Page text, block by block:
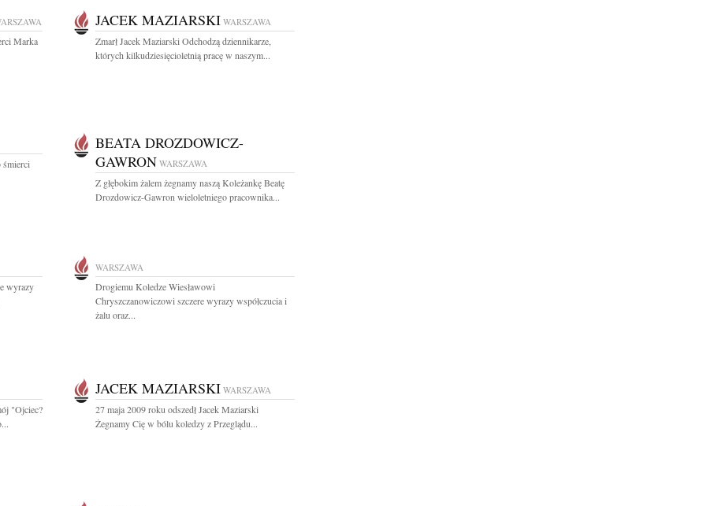
Marka
JACEK MAZIARSKI WARSZAWA
Zmarł Jacek Maziarski Odchodzą dziennikarze,
których kilkudziesięcioletnią pracę w naszym...
śmierci
BEATA DROZDOWICZ-
GAWRON WARSZAWA
Z głębokim żalem żegnamy naszą Koleżankę Beatę
Drozdowicz-Gawron wieloletniego pracownika...
wyrazy
WARSZAWA
Drogiemu Koledze Wiesławowi
Chryszczanowiczowi szczere wyrazy współczucia i
żalu oraz...
"Ojciec?
JACEK MAZIARSKI WARSZAWA
27 maja 2009 roku odszedł Jacek Maziarski
Żegnamy Cię w bólu koledzy z Przeglądu...